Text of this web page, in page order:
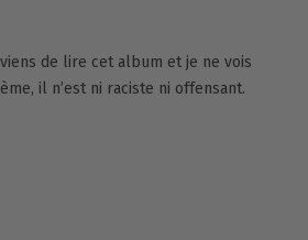
de lire cet album et je ne vois
il n’est ni raciste ni offensant.